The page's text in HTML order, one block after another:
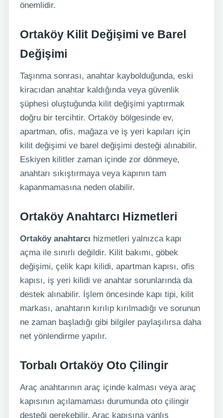
önemlidir.
Ortaköy Kilit Değişimi ve Barel
Değişimi
Taşınma sonrası, anahtar kaybolduğunda, eski
kiracıdan anahtar kaldığında veya güvenlik
şüphesi oluştuğunda kilit değişimi yaptırmak
doğru bir tercihtir. Ortaköy bölgesinde ev,
apartman, ofis, mağaza ve iş yeri kapıları için
kilit değişimi ve barel değişimi desteği alınabilir.
Eskiyen kilitler zaman içinde zor dönmeye,
anahtarı sıkıştırmaya veya kapının tam
kapanmamasına neden olabilir.
Ortaköy Anahtarcı Hizmetleri
Ortaköy anahtarcı hizmetleri yalnızca kapı
açma ile sınırlı değildir. Kilit bakımı, göbek
değişimi, çelik kapı kilidi, apartman kapısı, ofis
kapısı, iş yeri kilidi ve anahtar sorunlarında da
destek alınabilir. İşlem öncesinde kapı tipi, kilit
markası, anahtarın kırılıp kırılmadığı ve sorunun
ne zaman başladığı gibi bilgiler paylaşılırsa daha
net yönlendirme yapılır.
Torbalı Ortaköy Oto Çilingir
Araç anahtarının araç içinde kalması veya araç
kapısının açılamaması durumunda oto çilingir
desteği gerekebilir. Araç kapısına yanlış